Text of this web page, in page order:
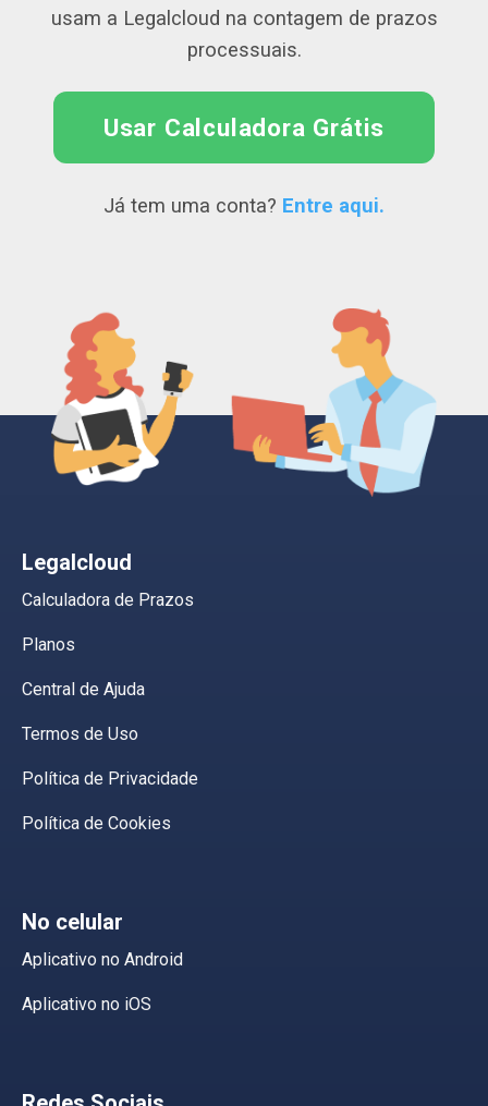
usam a Legalcloud na contagem de prazos
processuais.
Usar Calculadora Grátis
Já tem uma conta? Entre aqui.
Legalcloud
Calculadora de Prazos
Planos
Central de Ajuda
Termos de Uso
Política de Privacidade
Política de Cookies
No celular
Aplicativo no Android
Aplicativo no iOS